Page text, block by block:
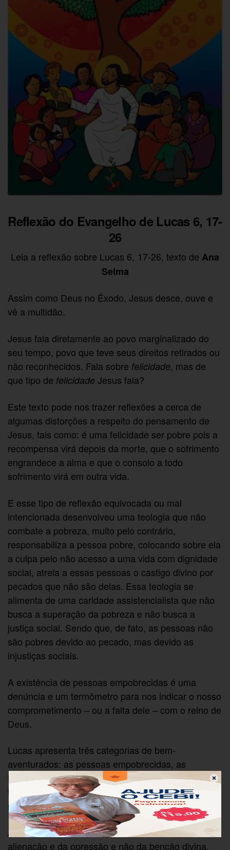
Reflexão do Evangelho de Lucas 6, 17-
26
Leia a reflexão sobre Lucas 6, 17-26, texto de Ana
Selma
Assim como Deus no Êxodo, Jesus desce, ouve e
vê a multidão.
Jesus fala diretamente ao povo marginalizado do
seu tempo, povo que teve seus direitos retirados ou
não reconhecidos. Fala sobre felicidade, mas de
que tipo de felicidade Jesus fala?
Este texto pode nos trazer reflexões a cerca de
algumas distorções a respeito do pensamento de
Jesus, tais como: é uma felicidade ser pobre pois a
recompensa virá depois da morte, que o sofrimento
engrandece a alma e que o consolo a todo
sofrimento virá em outra vida.
E esse tipo de reflexão equivocada ou mal
intencionada desenvolveu uma teologia que não
combate a pobreza, muito pelo contrário,
responsabiliza a pessoa pobre, colocando sobre ela
a culpa pelo não acesso a uma vida com dignidade
social, atrela a essas pessoas o castigo divino por
pecados que não são delas. Essa teologia se
alimenta de uma caridade assistencialista que não
busca a superação da pobreza e não busca a
justiça social. Sendo que, de fato, as pessoas não
são pobres devido ao pecado, mas devido as
injustiças sociais.
A existência de pessoas empobrecidas é uma
denúncia e um termômetro para nos indicar o nosso
comprometimento – ou a falta dele – com o reino de
Deus.
Lucas apresenta três categorias de bem-
aventurados: as pessoas empobrecidas, as
famintas e as angustiadas. Em contraposição dos
três grupos coloca os ricos, os saciados, os que
riem.
Ai dos ricos…Toda a riqueza vem do acúmulo, da
alienação e da opressão e não da benção divina.